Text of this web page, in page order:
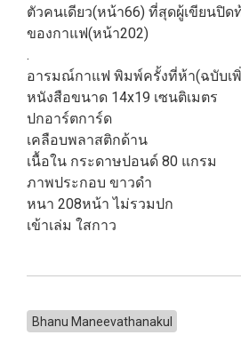
ตัวคนเดียว(หน้า66) ที่สุดผู้เขียนปิด
ของกาแฟ(หน้า202)
.
อารมณ์กาแฟ พิมพ์ครั้งที่ห้า(ฉบับเ
หนังสือขนาด 14x19 เซนติเมตร
ปกอาร์ตการ์ด
เคลือบพลาสติกด้าน
เนื้อใน กระดาษปอนด์ 80 แกรม
ภาพประกอบ ขาวดำ
หนา 208หน้า ไม่รวมปก
เข้าเล่ม ใสกาว
Bhanu Maneevathanakul